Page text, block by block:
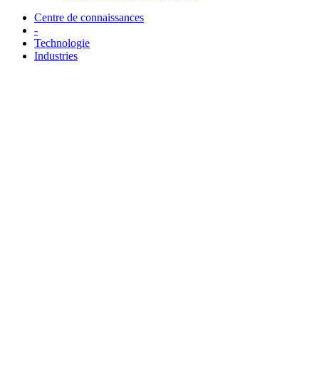
Centre de connaissances
-
Technologie
Industries